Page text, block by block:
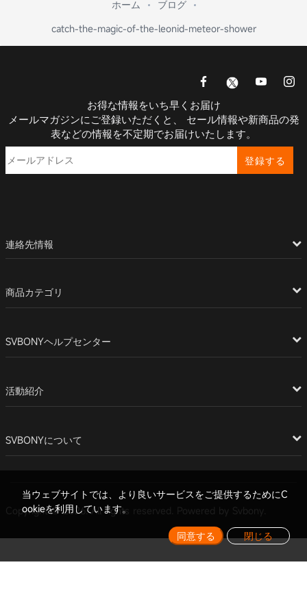
ホーム
ブログ
catch-the-magic-of-the-leonid-meteor-shower
お得な情報をいち早くお届け
メールマガジンにご登録いただくと、 セール情報や新商品の発
表などの情報を不定期でお届けいたします。
登録する
連絡先情報
商品カテゴリ
SVBONYヘルプセンター
活動紹介
SVBONYについて
Copyright © 2026. All rights reserved. Powered by Svbony.
当ウェブサイトでは、より良いサービスをご提供するためにC
ookieを利用しています。
同意する 閉じる